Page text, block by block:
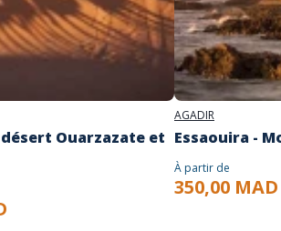
Ouarzazate et
AGADIR
Essaouira -
À partir de
350,00 MAD